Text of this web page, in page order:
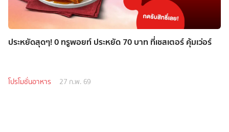
ประหยัดสุดๆ! 0 ทรูพอยท์ ประหยัด 70 บาท ที่เชสเตอร์ คุ้มเว่อร์
โปรโมชั่นอาหาร 27 ก.พ. 69